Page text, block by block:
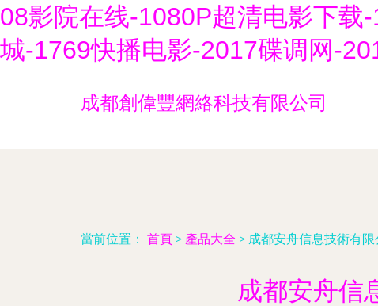
08影院在线-1080P超清电影下
城-1769快播电影-2017碟调网-
成都創偉豐網絡科技有限公司
當前位置： 首頁 > 產品大全 > 成都安舟信息技術有
成都安舟信